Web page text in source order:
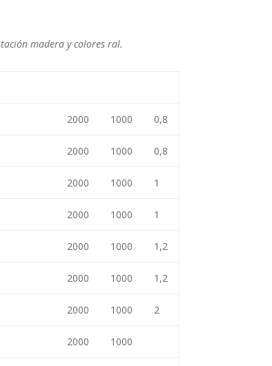
madera y colores ral.
2000 1000 0,8
2000 1000 0,8
2000 1000 1
2000 1000 1
2000 1000 1,2
2000 1000 1,2
2000 1000 2
2000 1000